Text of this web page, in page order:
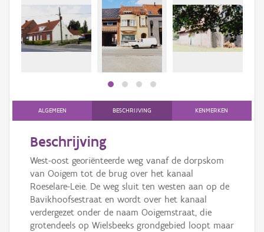
Persoon of collectief
AanmeldenALGEMEEN BESCHRIJVING KENMERKEN
Beschrijving
West-oost georiënteerde weg vanaf de dorpskom
van Ooigem tot de brug over het kanaal
Roeselare-Leie. De weg sluit ten westen aan op de
Bavikhoofsestraat en wordt over het kanaal
verdergezet onder de naam Ooigemstraat, die
grotendeels op Wielsbeeks grondgebied loopt maar